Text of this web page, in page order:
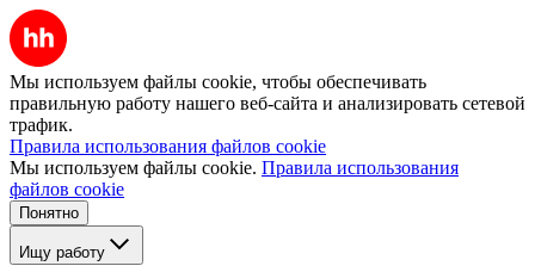
Мы используем файлы cookie, чтобы обеспечивать
правильную работу нашего веб-сайта и анализировать сетевой
трафик.
Правила использования файлов cookie
Мы используем файлы cookie. Правила использования
файлов cookie
Понятно
Ищу работу